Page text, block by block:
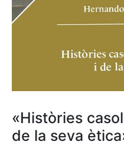
«Històries
de la seva